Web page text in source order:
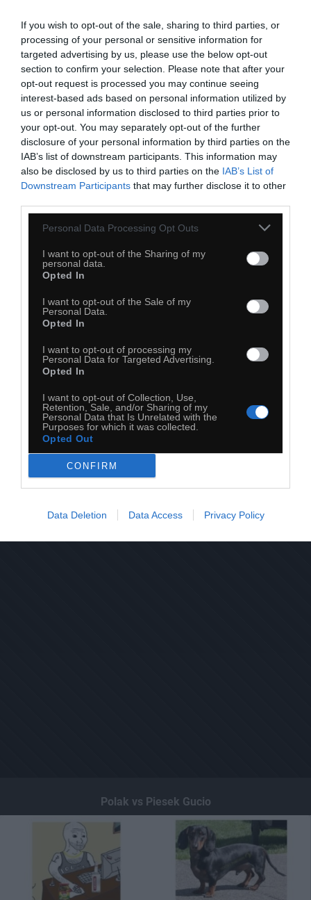
If you wish to opt-out of the sale, sharing to third parties, or
processing of your personal or sensitive information for
targeted advertising by us, please use the below opt-out
section to confirm your selection. Please note that after your
opt-out request is processed you may continue seeing
interest-based ads based on personal information utilized by
us or personal information disclosed to third parties prior to
your opt-out. You may separately opt-out of the further
disclosure of your personal information by third parties on the
IAB’s list of downstream participants. This information may
also be disclosed by us to third parties on the IAB’s List of
Downstream Participants that may further disclose it to other
Personal Data Processing Opt Outs
I want to opt-out of the Sharing of my
personal data.
Opted In
I want to opt-out of the Sale of my
Personal Data.
Opted In
I want to opt-out of processing my
Personal Data for Targeted Advertising.
Opted In
I want to opt-out of Collection, Use,
Retention, Sale, and/or Sharing of my
Personal Data that Is Unrelated with the
Purposes for which it was collected.
Opted Out
CONFIRM
Data Deletion Data Access Privacy Policy
28
Kopiuj link
Komentuj Dodaj do ulubionych Dodaj do przyjaciół
Najbardziej biedacka rzecz
Dodaj do ulubionych Dodaj do przyjaciół
Polak vs Piesek Gucio